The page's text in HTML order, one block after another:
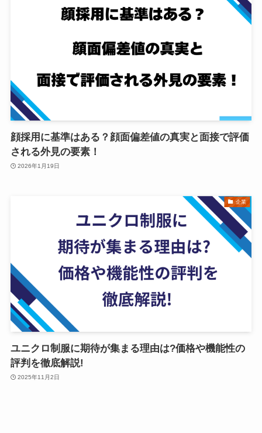
顔採用に基準はある？顔面偏差値の真実と面接で評価
される外見の要素！
2026年1月19日
企業
ユニクロ制服に期待が集まる理由は?価格や機能性の
評判を徹底解説!
2025年11月2日